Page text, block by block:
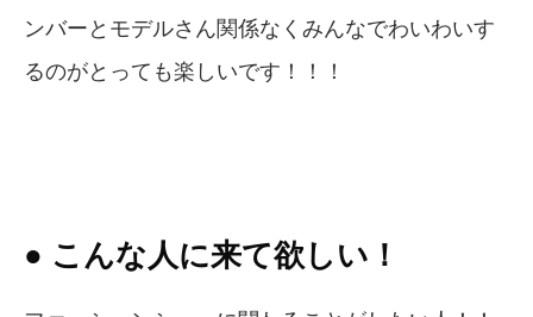
ンバーとモデルさん関係なくみんなでわいわいす
るのがとっても楽しいです！！！
● こんな人に来て欲しい！